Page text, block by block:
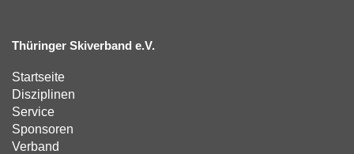
Thüringer Skiverband e.V.
Startseite
Disziplinen
Service
Sponsoren
Verband